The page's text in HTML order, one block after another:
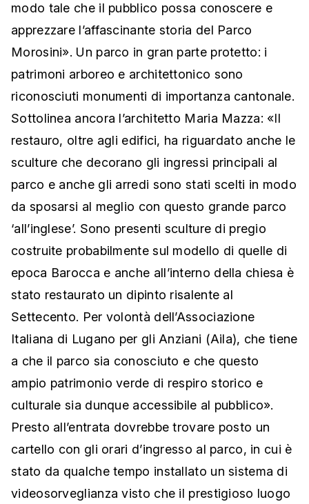
modo tale che il pubblico possa conoscere e
apprezzare l’affascinante storia del Parco
Morosini». Un parco in gran parte protetto: i
patrimoni arboreo e architettonico sono
riconosciuti monumenti di importanza cantonale.
Sottolinea ancora l’architetto Maria Mazza: «Il
restauro, oltre agli edifici, ha riguardato anche le
sculture che decorano gli ingressi principali al
parco e anche gli arredi sono stati scelti in modo
da sposarsi al meglio con questo grande parco
‘all’inglese’. Sono presenti sculture di pregio
costruite probabilmente sul modello di quelle di
epoca Barocca e anche all’interno della chiesa è
stato restaurato un dipinto risalente al
Settecento. Per volontà dell’Associazione
Italiana di Lugano per gli Anziani (Aila), che tiene
a che il parco sia conosciuto e che questo
ampio patrimonio verde di respiro storico e
culturale sia dunque accessibile al pubblico».
Presto all’entrata dovrebbe trovare posto un
cartello con gli orari d’ingresso al parco, in cui è
stato da qualche tempo installato un sistema di
videosorveglianza visto che il prestigioso luogo